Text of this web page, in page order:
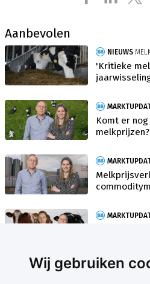
Wij gebruiken
Aanbevolen
NIEUWS
'Kritieke
Komt er
melkprijzen?